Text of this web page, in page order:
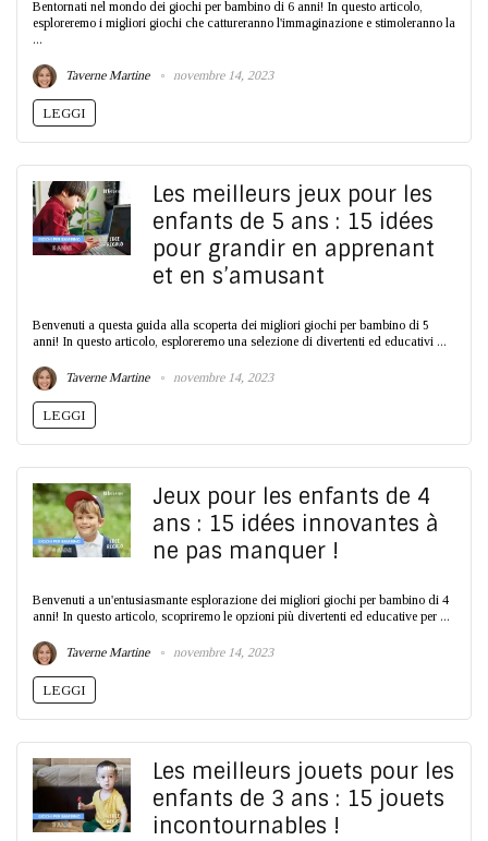
Bentornati nel mondo dei giochi per bambino di 6 anni! In questo articolo,
esploreremo i migliori giochi che cattureranno l'immaginazione e stimoleranno la
...
Taverne Martine novembre 14, 2023
LEGGI
Les meilleurs jeux pour les
enfants de 5 ans : 15 idées
pour grandir en apprenant
et en s’amusant
Benvenuti a questa guida alla scoperta dei migliori giochi per bambino di 5
anni! In questo articolo, esploreremo una selezione di divertenti ed educativi ...
Taverne Martine novembre 14, 2023
LEGGI
Jeux pour les enfants de 4
ans : 15 idées innovantes à
ne pas manquer !
Benvenuti a un'entusiasmante esplorazione dei migliori giochi per bambino di 4
anni! In questo articolo, scopriremo le opzioni più divertenti ed educative per ...
Taverne Martine novembre 14, 2023
LEGGI
Les meilleurs jouets pour les
enfants de 3 ans : 15 jouets
incontournables !